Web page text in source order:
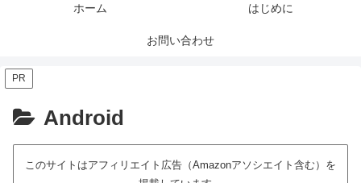
ホーム はじめに
お問い合わせ
PR
Android
このサイトはアフィリエイト広告（Amazonアソシエイト含む）を